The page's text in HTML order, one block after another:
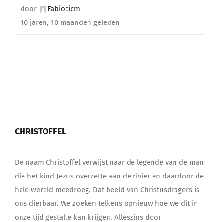
door
Fabiocicm
10 jaren, 10 maanden geleden
CHRISTOFFEL
De naam Christoffel verwijst naar de legende van de man
die het kind Jezus overzette aan de rivier en daardoor de
hele wereld meedroeg. Dat beeld van Christusdragers is
ons dierbaar. We zoeken telkens opnieuw hoe we dit in
onze tijd gestalte kan krijgen. Alleszins door